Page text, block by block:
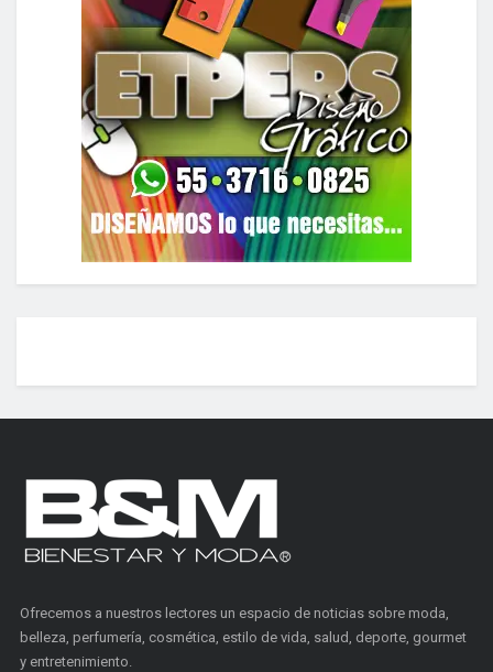
Ofrecemos a nuestros lectores un espacio de noticias sobre moda,
belleza, perfumería, cosmética, estilo de vida, salud, deporte, gourmet
y entretenimiento.